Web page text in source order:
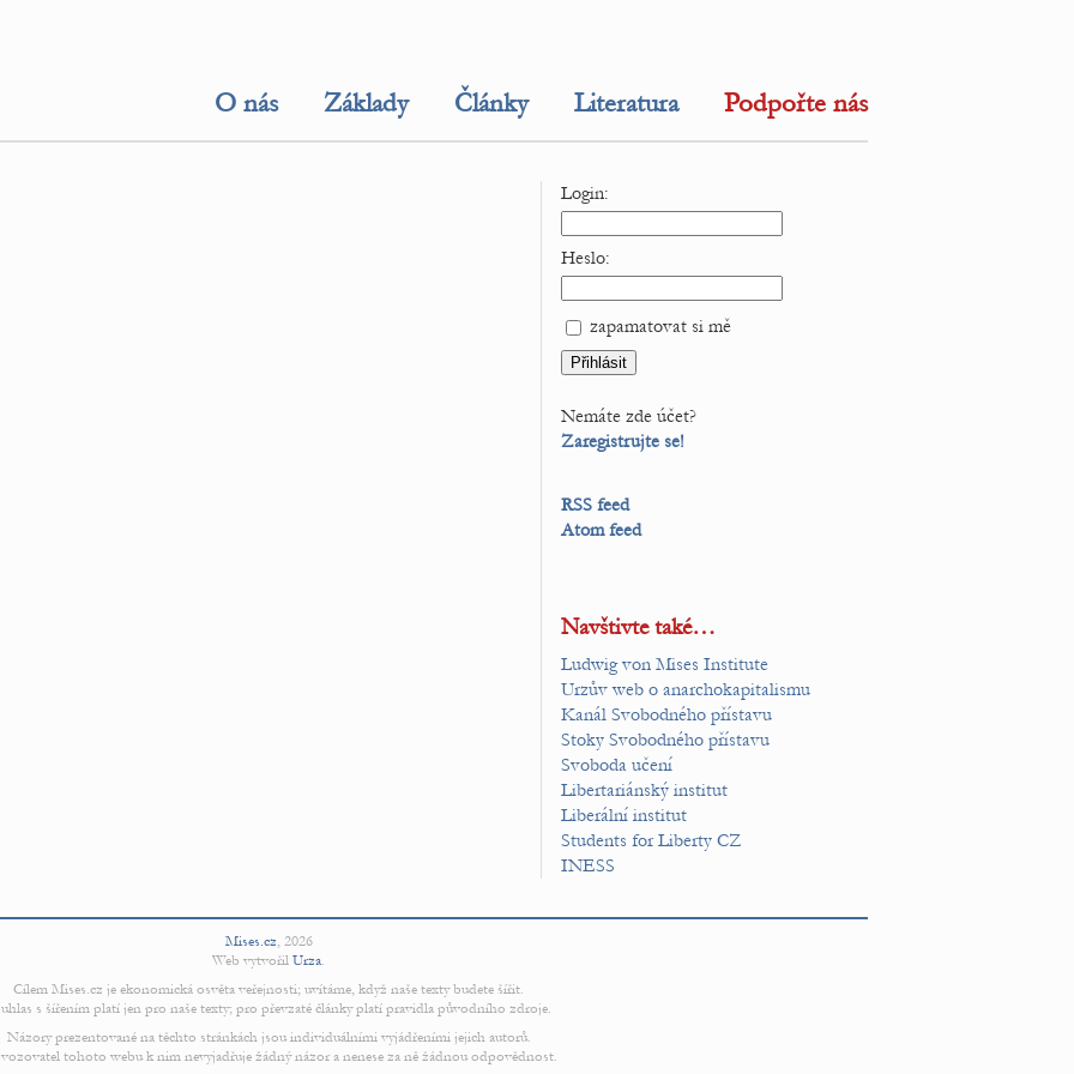
O nás Základy Články Literatura Podpořte nás
Login:
Heslo:
zapamatovat si mě
Nemáte zde účet?
Zaregistrujte se!
RSS feed
Atom feed
Navštivte také…
Ludwig von Mises Institute
Urzův web o anarchokapitalismu
Kanál Svobodného přístavu
Stoky Svobodného přístavu
Svoboda učení
Libertariánský institut
Liberální institut
Students for Liberty CZ
INESS
Mises.cz, 2026
Web vytvořil Urza.
Cílem Mises.cz je ekonomická osvěta veřejnosti; uvítáme, když naše texty budete šířit.
s šířením platí jen pro naše texty; pro převzaté články platí pravidla původního zdroje.
Názory prezentované na těchto stránkách jsou individuálními vyjádřeními jejich autorů.
tohoto webu k nim nevyjadřuje žádný názor a nenese za ně žádnou odpovědnost.